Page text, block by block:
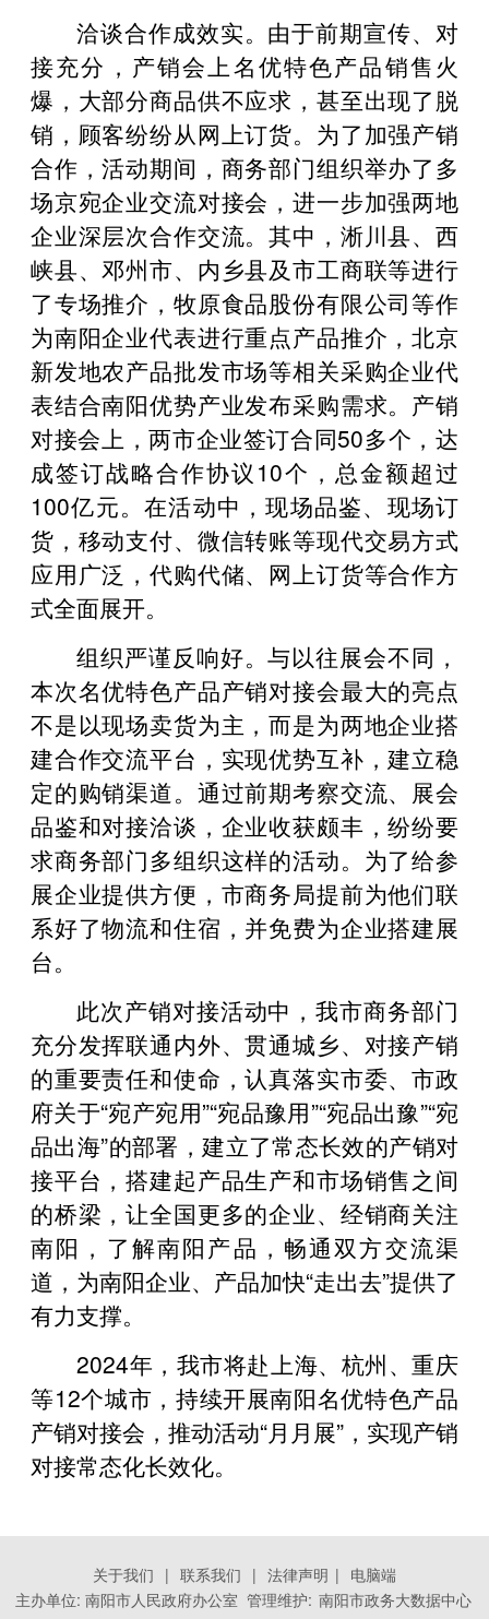
洽谈合作成效实。由于前期宣传、对
接充分，产销会上名优特色产品销售火
爆，大部分商品供不应求，甚至出现了脱
销，顾客纷纷从网上订货。为了加强产销
合作，活动期间，商务部门组织举办了多
场京宛企业交流对接会，进一步加强两地
企业深层次合作交流。其中，淅川县、西
峡县、邓州市、内乡县及市工商联等进行
了专场推介，牧原食品股份有限公司等作
为南阳企业代表进行重点产品推介，北京
新发地农产品批发市场等相关采购企业代
表结合南阳优势产业发布采购需求。产销
对接会上，两市企业签订合同50多个，达
成签订战略合作协议10个，总金额超过
100亿元。在活动中，现场品鉴、现场订
货，移动支付、微信转账等现代交易方式
应用广泛，代购代储、网上订货等合作方
式全面展开。
组织严谨反响好。与以往展会不同，
本次名优特色产品产销对接会最大的亮点
不是以现场卖货为主，而是为两地企业搭
建合作交流平台，实现优势互补，建立稳
定的购销渠道。通过前期考察交流、展会
品鉴和对接洽谈，企业收获颇丰，纷纷要
求商务部门多组织这样的活动。为了给参
展企业提供方便，市商务局提前为他们联
系好了物流和住宿，并免费为企业搭建展
台。
此次产销对接活动中，我市商务部门
充分发挥联通内外、贯通城乡、对接产销
的重要责任和使命，认真落实市委、市政
府关于“宛产宛用”“宛品豫用”“宛品出豫”“宛
品出海”的部署，建立了常态长效的产销对
接平台，搭建起产品生产和市场销售之间
的桥梁，让全国更多的企业、经销商关注
南阳，了解南阳产品，畅通双方交流渠
道，为南阳企业、产品加快“走出去”提供了
有力支撑。
2024年，我市将赴上海、杭州、重庆
等12个城市，持续开展南阳名优特色产品
产销对接会，推动活动“月月展”，实现产销
对接常态化长效化。
关于我们 | 联系我们 | 法律声明 | 电脑端
主办单位: 南阳市人民政府办公室 管理维护: 南阳市政务大数据中心